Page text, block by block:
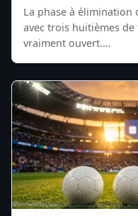
La phase à
avec trois huitièmes
vraiment ouvert.…